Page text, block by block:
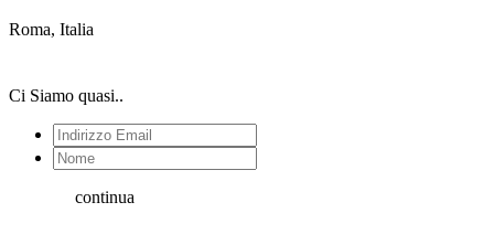
Roma, Italia
Ci Siamo quasi..
continua